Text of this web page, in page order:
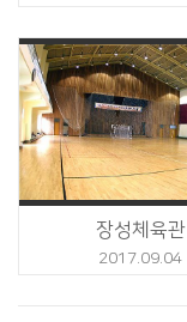
장성체육관
2017.09.04